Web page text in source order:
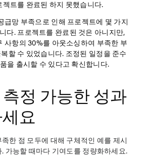
젝트를 완료된 하지 못했습니다.
급망 부족으로 인해 프로젝트에 몇 가지
다. 프로젝트를 완료된 것은 아니지만,
사항의 30%를 아웃소싱하여 부족한 부
할 수 있었습니다. 조정된 일정을 준수
을 출시할 수 있다고 확신합니다.
정 가능한 성과
요
한 점 모두에 대해 구체적인 예를 제시
가능할 때마다 기여도를 정량화하세요.